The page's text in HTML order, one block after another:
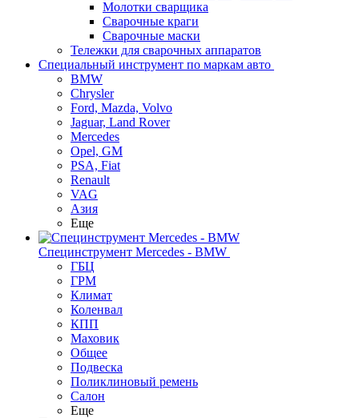
Молотки сварщика
Сварочные краги
Сварочные маски
Тележки для сварочных аппаратов
Специальный инструмент по маркам авто
BMW
Chrysler
Ford, Mazda, Volvo
Jaguar, Land Rover
Mercedes
Opel, GM
PSA, Fiat
Renault
VAG
Азия
Еще
Специнструмент Mercedes - BMW
ГБЦ
ГРМ
Климат
Коленвал
КПП
Маховик
Общее
Подвеска
Поликлиновый ремень
Салон
Еще